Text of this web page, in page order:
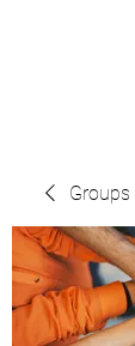
Groups